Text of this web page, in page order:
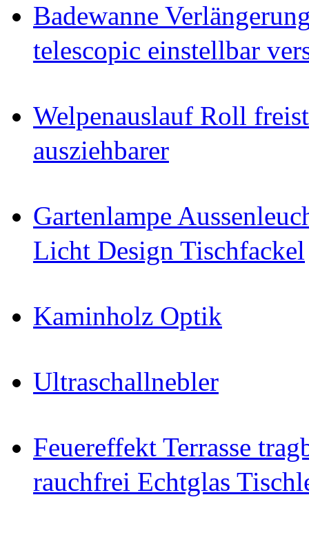
Badewanne
telescopic einstellbar
Welpenauslauf Roll
ausziehbarer
Gartenlampe
Licht Design Tischfackel
Kaminholz Optik
Ultraschallnebler
Feuereffekt Terrasse
rauchfrei Echtglas